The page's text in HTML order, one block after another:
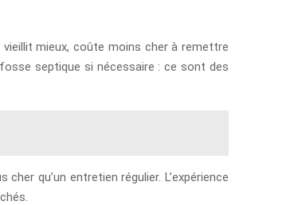
mieux, coûte moins cher à remettre
septique si nécessaire : ce sont des
qu’un entretien régulier. L’expérience